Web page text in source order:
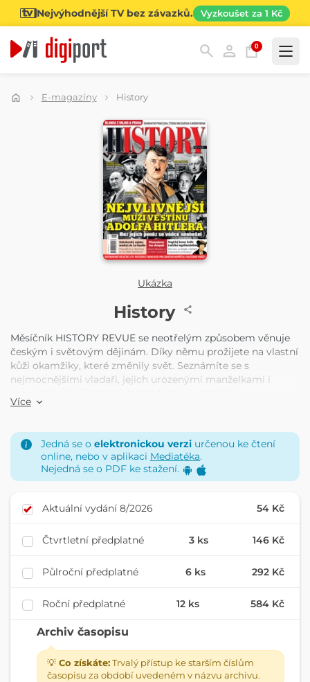
Nejvýhodnější TV bez závazků. Vyzkoušet za 1 Kč
0
E-magazíny History
Ukázka
History
Měsíčník HISTORY REVUE se neotřelým způsobem věnuje
českým i světovým dějinám. Díky němu prožijete na vlastní
kůži okamžiky, které změnily svět. Seznámíte se s
nejmocnějšími vladaři, jejich urozenými manželkami i
panovnických ložnic a míst, kde úřadovali proslulí intrikáni.
nesnesitelnými křiklouny. Poznáte legendární válečníky
nebo smolaře, jimž nevyšel geniální plán. A konečně budete
tajit dech nad polozapomenutými událostmi i fakty, které
chtěl někdo úmyslně zamlčet. Pro HISTORY REVUE
Více
Jedná se o elektronickou verzi určenou ke čtení
online, nebo v aplikaci Mediatéka.
Nejedná se o PDF ke stažení.
Aktuální vydání 8/2026 54 Kč
Čtvrtletní předplatné 3 ks 146 Kč
Půlroční předplatné 6 ks 292 Kč
Roční předplatné 12 ks 584 Kč
Archiv časopisu
💡 Co získáte:Trvalý přístup ke starším číslům
časopisu za období uvedeném v názvu archivu.